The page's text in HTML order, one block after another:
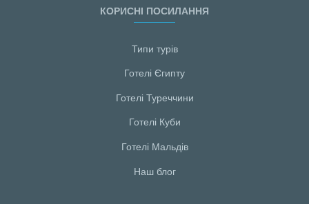
КОРИСНІ ПОСИЛАННЯ
Типи турів
Готелі Єгипту
Готелі Туреччини
Готелі Куби
Готелі Мальдiв
Наш блог